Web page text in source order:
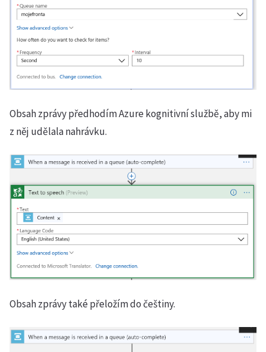
Obsah zprávy předhodím Azure kognitivní službě, aby mi
z něj udělala nahrávku.
Obsah zprávy také přeložím do češtiny.